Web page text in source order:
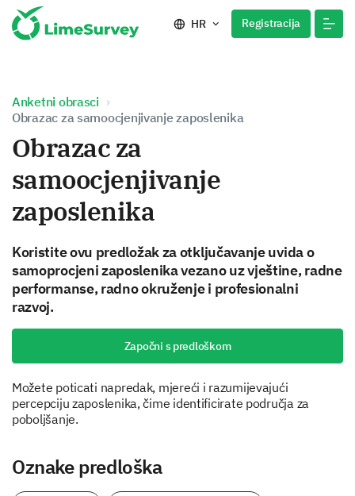
HR Registracija
Anketni obrasci
Obrazac za samoocjenjivanje zaposlenika
Obrazac za
samoocjenjivanje
zaposlenika
Koristite ovu predložak za otključavanje uvida o
samoprocjeni zaposlenika vezano uz vještine, radne
performanse, radno okruženje i profesionalni
razvoj.
Započni s predloškom
Možete poticati napredak, mjereći i razumijevajući
percepciju zaposlenika, čime identificirate područja za
poboljšanje.
Oznake predloška